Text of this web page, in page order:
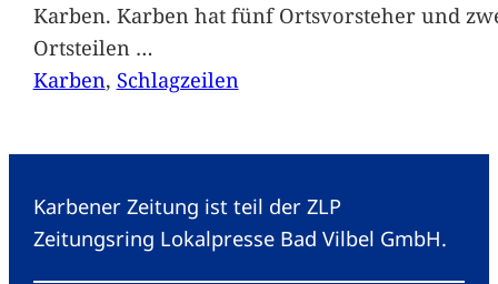
Karben. Karben hat fünf Ortsvorsteher und
Ortsteilen …
Karben, Schlagzeilen
Karbener Zeitung ist teil der ZLP
Zeitungsring Lokalpresse Bad Vilbel GmbH.